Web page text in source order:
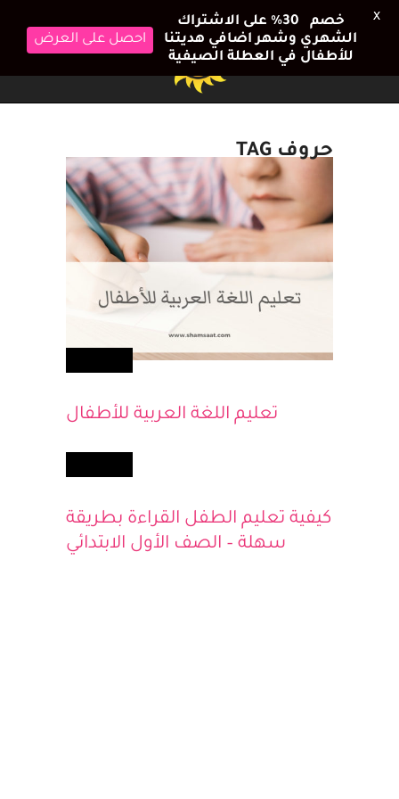
حروف TAG
تعليم اللغة العربية للأطفال
كيفية تعليم الطفل القراءة بطريقة
سهلة – الصف الأول الابتدائي
خصم 30٪ على الاشتراك
الشهري وشهر اضافي هديتنا
للأطفال في العطلة الصيفية
احصل على العرض
X